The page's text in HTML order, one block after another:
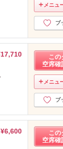
メニュ
ブ
この
空席確
メニュ
ブ
¥6,600
この
空席確